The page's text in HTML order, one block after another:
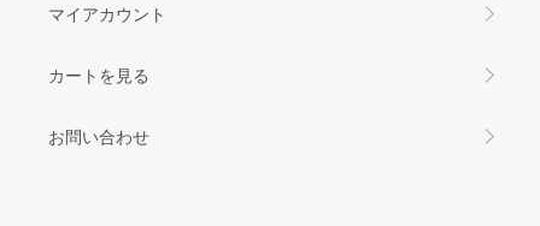
マイアカウント
カートを見る
お問い合わせ